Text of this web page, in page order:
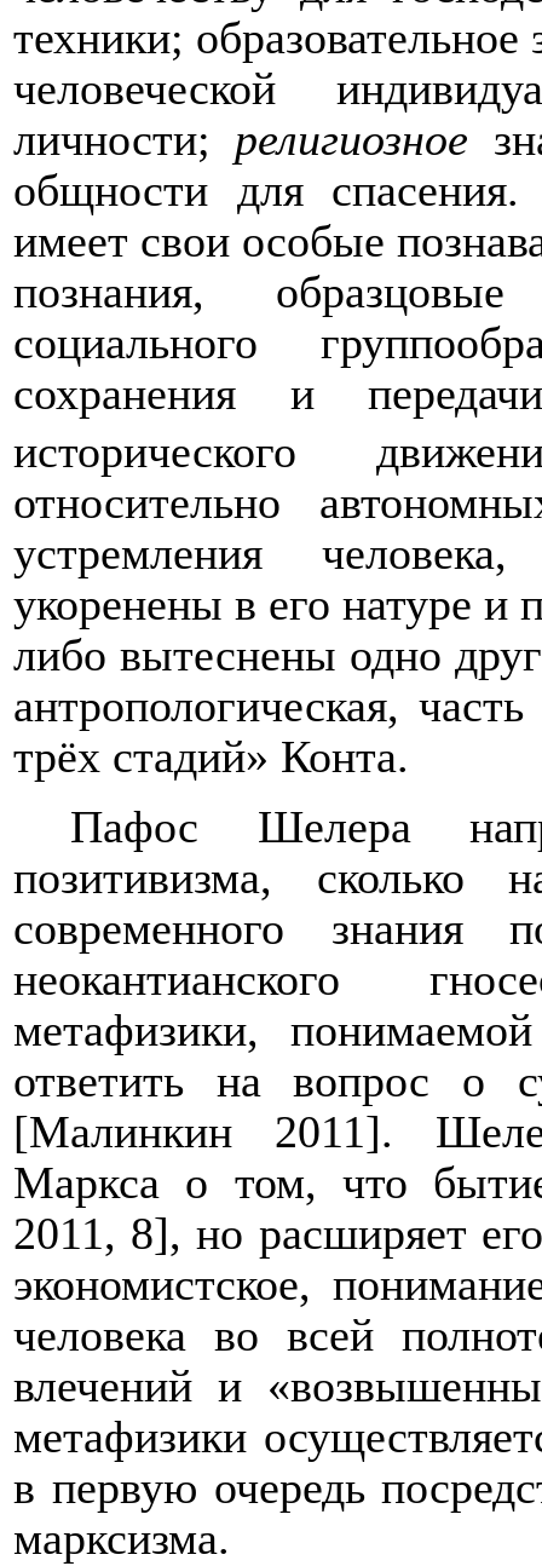
техники; образовательное
человеческой
личности; религиозное
общности для
имеет свои особые
познания,
социального
сохранения и
исторического
относительно
устремления
укоренены в его натуре и
либо вытеснены одно
антропологическая,
трёх стадий» Конта.
Пафос Шелера
позитивизма, сколько
современного знания
неокантианского
метафизики,
ответить на вопрос о
[Малинкин 2011].
Маркса о том, что
2011, 8], но расширяет
экономистское,
человека во всей
влечений и
метафизики
в первую очередь
марксизма.